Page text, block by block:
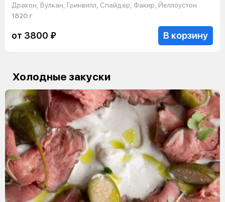
Дракон, Вулкан, Гринвилл, Спайдер, Факир, Йеллоустон
1820 г
от 3800 ₽ В корзину
Холодные закуски